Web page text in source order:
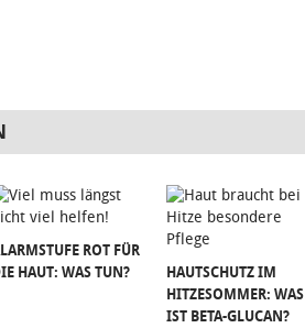
ROT FÜR
HAUT: WAS TUN?
HAUTSCHUTZ IM
HITZESOMMER: WAS
IST BETA-GLUCAN?